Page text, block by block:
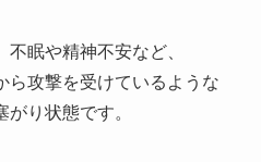
眠や精神不安など、
ら攻撃を受けているような
り状態です。